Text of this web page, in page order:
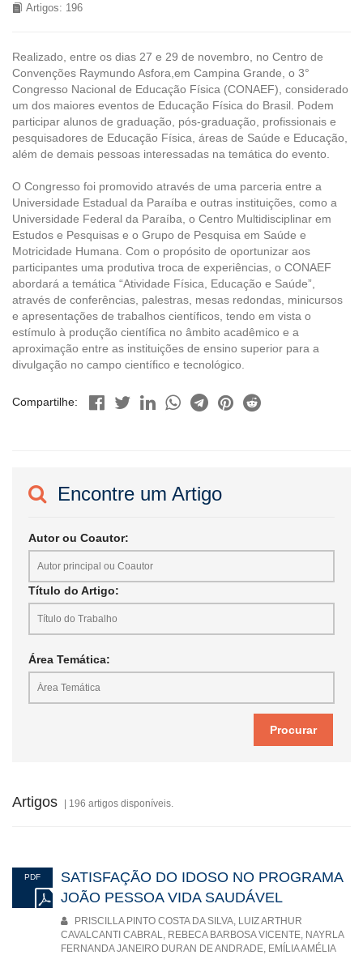
Artigos: 196
Realizado, entre os dias 27 e 29 de novembro, no Centro de
Convenções Raymundo Asfora,em Campina Grande, o 3°
Congresso Nacional de Educação Física (CONAEF), considerado
um dos maiores eventos de Educação Física do Brasil. Podem
participar alunos de graduação, pós-graduação, profissionais e
pesquisadores de Educação Física, áreas de Saúde e Educação,
além de demais pessoas interessadas na temática do evento.
O Congresso foi promovido através de uma parceria entre a
Universidade Estadual da Paraíba e outras instituições, como a
Universidade Federal da Paraíba, o Centro Multidisciplinar em
Estudos e Pesquisas e o Grupo de Pesquisa em Saúde e
Motricidade Humana. Com o propósito de oportunizar aos
participantes uma produtiva troca de experiências, o CONAEF
abordará a temática “Atividade Física, Educação e Saúde”,
através de conferências, palestras, mesas redondas, minicursos
e apresentações de trabalhos científicos, tendo em vista o
estímulo à produção científica no âmbito acadêmico e a
aproximação entre as instituições de ensino superior para a
divulgação no campo científico e tecnológico.
Compartilhe:
Encontre um Artigo
Autor ou Coautor:
Título do Artigo:
Área Temática:
Artigos | 196 artigos disponíveis.
PDF
SATISFAÇÃO DO IDOSO NO PROGRAMA
JOÃO PESSOA VIDA SAUDÁVEL
PRISCILLA PINTO COSTA DA SILVA, LUIZ ARTHUR
CAVALCANTI CABRAL, REBECA BARBOSA VICENTE, NAYRLA
FERNANDA JANEIRO DURAN DE ANDRADE, EMÍLIA AMÉLIA